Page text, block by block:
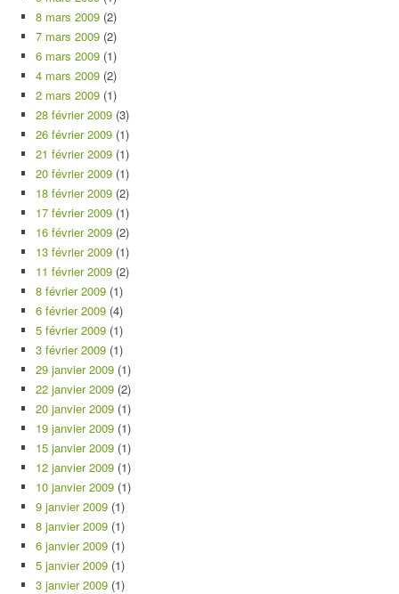
8 mars 2009 (2)
7 mars 2009 (2)
6 mars 2009 (1)
4 mars 2009 (2)
2 mars 2009 (1)
28 février 2009 (3)
26 février 2009 (1)
21 février 2009 (1)
20 février 2009 (1)
18 février 2009 (2)
17 février 2009 (1)
16 février 2009 (2)
13 février 2009 (1)
11 février 2009 (2)
8 février 2009 (1)
6 février 2009 (4)
5 février 2009 (1)
3 février 2009 (1)
29 janvier 2009 (1)
22 janvier 2009 (2)
20 janvier 2009 (1)
19 janvier 2009 (1)
15 janvier 2009 (1)
12 janvier 2009 (1)
10 janvier 2009 (1)
9 janvier 2009 (1)
8 janvier 2009 (1)
6 janvier 2009 (1)
5 janvier 2009 (1)
3 janvier 2009 (1)